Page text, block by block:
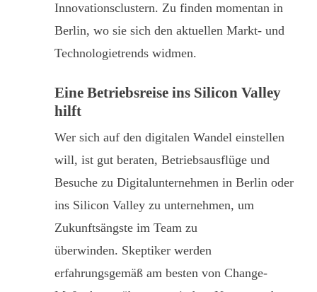
Innovationsclustern. Zu finden momentan in
Berlin, wo sie sich den aktuellen Markt- und
Technologietrends widmen.
Eine Betriebsreise ins Silicon Valley
hilft
Wer sich auf den digitalen Wandel einstellen
will, ist gut beraten, Betriebsausflüge und
Besuche zu Digitalunternehmen in Berlin oder
ins Silicon Valley zu unternehmen, um
Zukunftsängste im Team zu
überwinden. Skeptiker werden
erfahrungsgemäß am besten von Change-